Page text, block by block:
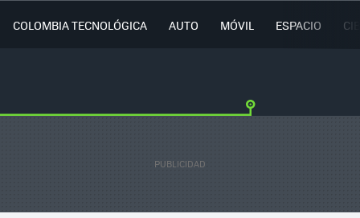
COLOMBIA TECNOLÓGICA AUTO MÓVIL ESPACIO